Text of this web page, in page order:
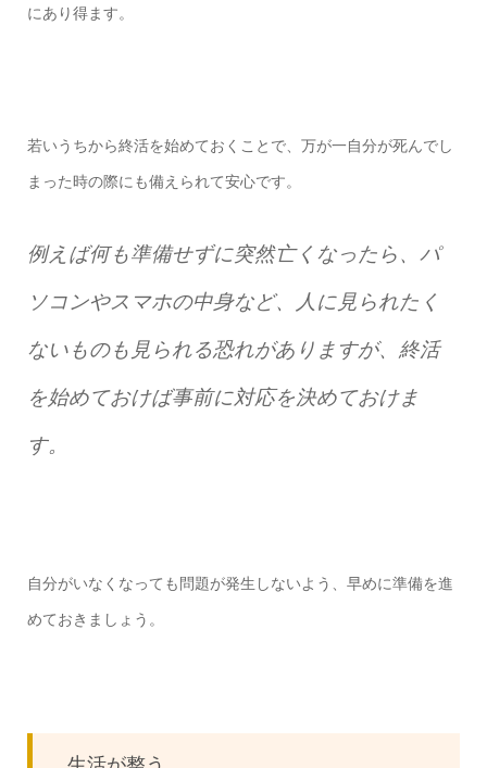
にあり得ます。
若いうちから終活を始めておくことで、万が一自分が死んでし
まった時の際にも備えられて安心です。
例えば何も準備せずに突然亡くなったら、パ
ソコンやスマホの中身など、人に見られたく
ないものも見られる恐れがありますが、終活
を始めておけば事前に対応を決めておけま
す。
自分がいなくなっても問題が発生しないよう、早めに準備を進
めておきましょう。